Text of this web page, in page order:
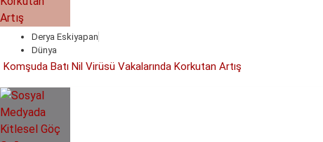
Derya Eskiyapan
Dünya
Komşuda Batı Nil Virüsü Vakalarında Korkutan Artış